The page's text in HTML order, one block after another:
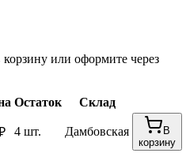
или оформите через
Остаток
Склад
4 шт. Дамбовская
В
корзину